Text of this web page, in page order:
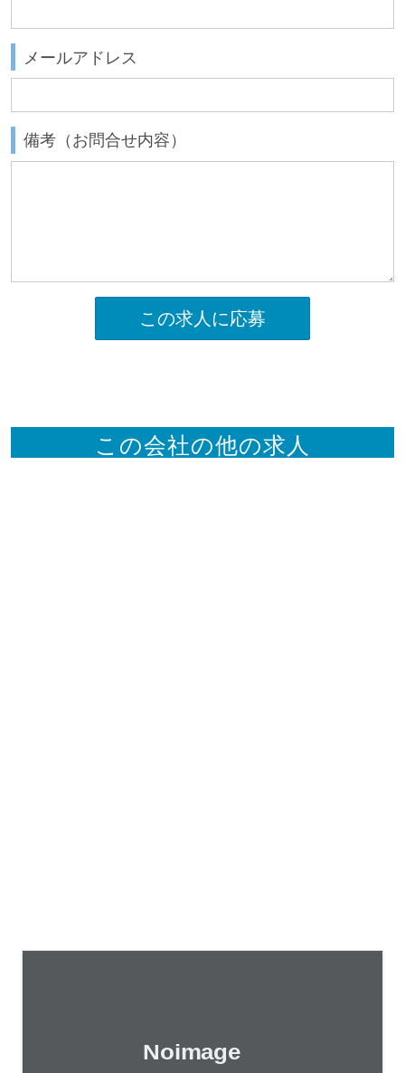
メールアドレス
備考（お問合せ内容）
この求人に応募
この会社の他の求人